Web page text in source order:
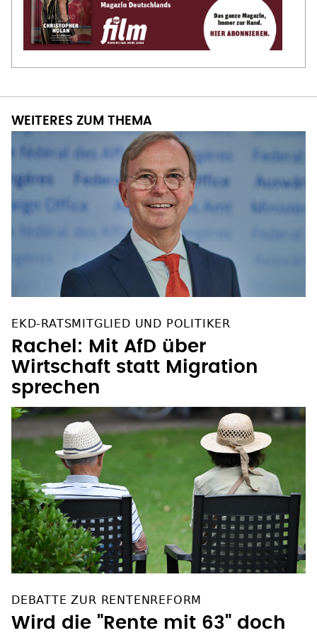
WEITERES ZUM THEMA
EKD-RATSMITGLIED UND POLITIKER
Rachel: Mit AfD über
Wirtschaft statt Migration
sprechen
DEBATTE ZUR RENTENREFORM
Wird die "Rente mit 63" doch